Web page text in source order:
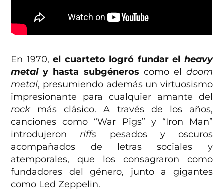
En 1970,el cuarteto logró fundar el heavy
metaly hasta subgéneros como el doom
metal, presumiendo además un virtuosismo
impresionante para cualquier amante del
rock más clásico. A través de los años,
canciones como “War Pigs” y “Iron Man”
introdujeron riffs pesados y oscuros
acompañados de letras sociales y
atemporales, que los consagraron como
fundadores del género, junto a gigantes
como Led Zeppelin.